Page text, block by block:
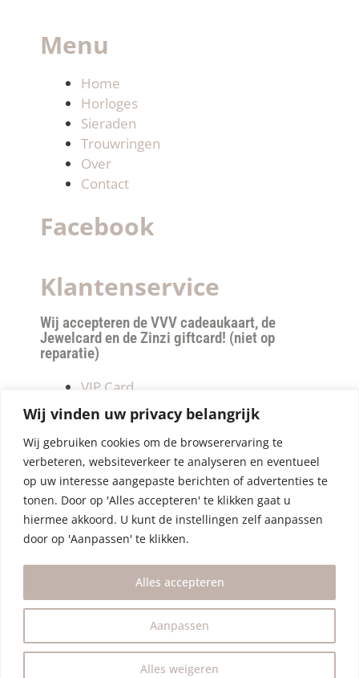
Wij vinden uw privacy belangrijk
Wij gebruiken cookies om de browserervaring te
verbeteren, websiteverkeer te analyseren en eventueel
op uw interesse aangepaste berichten of advertenties te
tonen. Door op 'Alles accepteren' te klikken gaat u
hiermee akkoord. U kunt de instellingen zelf aanpassen
door op 'Aanpassen' te klikken.
Aanpassen
Alles weigeren
Alles accepteren
Menu
Home
Horloges
Sieraden
Trouwringen
Over
Contact
Facebook
Klantenservice
Wij accepteren de VVV cadeaukaart, de
Jewelcard en de Zinzi giftcard! (niet op
reparatie)
VIP Card
Retourneren
Betalen & verzendkosten
Privacy Policy
Algemene Voorwaarden